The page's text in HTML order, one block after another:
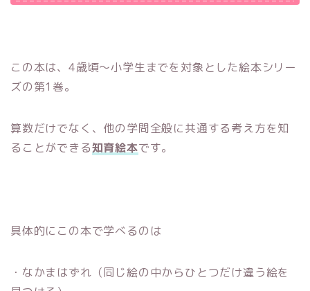
この本は、4歳頃～小学生までを対象とした絵本シリー
ズの第1巻。
算数だけでなく、他の学問全般に共通する考え方を知
ることができる知育絵本です。
具体的にこの本で学べるのは
・なかまはずれ（同じ絵の中からひとつだけ違う絵を